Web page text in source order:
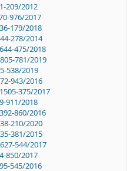
209/2012
976/2017
179/2018
278/2014
475/2018
781/2019
538/2019
943/2016
375/2017
911/2018
860/2016
210/2020
381/2015
544/2017
850/2017
545/2016